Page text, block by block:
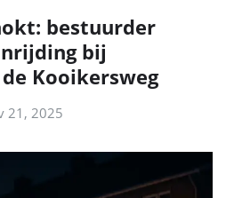
bestuurder
bij
Kooikersweg
21, 2025